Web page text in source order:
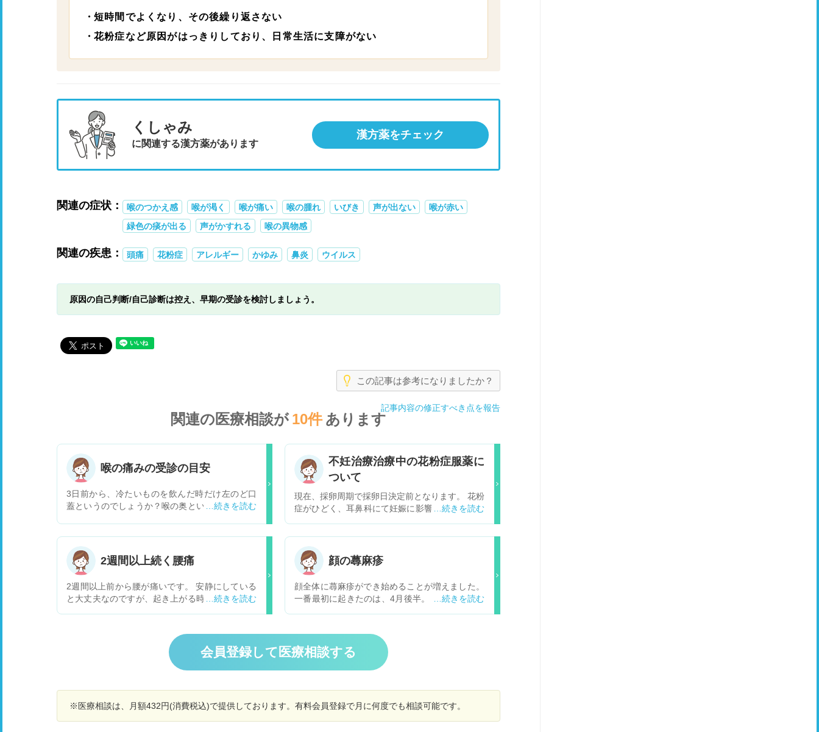
短時間でよくなり、その後繰り返さない
花粉症など原因がはっきりしており、日常生活に支障がない
くしゃみ
に関連する漢方薬があります
漢方薬をチェック
関連の症状： 喉のつかえ感 喉が渇く 喉が痛い 喉の腫れ いびき 声が出ない
喉が赤い
緑色の痰が出る
声がかすれる 喉の異物感
関連の疾患： 頭痛 花粉症 アレルギー かゆみ 鼻炎 ウイルス
原因の自己判断/自己診断は控え、早期の受診を検討しましょう。
この記事は参考になりましたか？
記事内容の修正すべき点を報告
関連の医療相談が 10件 あります
喉の痛みの受診の目安
3日前から、冷たいものを飲んだ時だけ左のど口
蓋というのでしょうか？喉の奥というよりは、カ
何も飲んだり食べたりしていない時は少し違和感
がある気もします。 風邪症状はありませんが、花
ませんが、3日前に肺活量の検査はしました。 受
診の目安を教えてください。
不妊治療治療中の花粉症服薬に
ついて
現在、採卵周期で採卵日決定前となります。 花粉
症がひどく、耳鼻科にて妊娠に影響の少ないとさ
ックでの薬の内容は、 ・ゴナールエフ皮下注ペン
900(225を4日に分けて注射) ・レトロゾール錠2.
5mg ・ヒスロン錠5 5mg となります。 加えて、
関節リウマチの治療で、アザルフィジン、リマチ
ル、タクロリムス、アクテムラを服用又は注射し
ております。 今までの経験から市販薬のルキノン
いかお伺いしたく存じます。 ルキノンの内容成分
は以下のとおりとなります。 プソイドエフェドリ
ン塩酸塩・・・１２０ｍｇ・・・鼻粘膜の血管を
す。 ベラドンナ総アルカロイド・・・０．４ｍ
ｇ・・・ベラドンナから抽出されたアルカロイド
2週間以上続く腰痛
2週間以上前から腰が痛いです。 安静にしている
と大丈夫なのですが、起き上がる時や体制を変え
去年の5月に第一脊椎と第二脊椎を圧迫骨折した
のですが、その時も10月くらいまで腰痛が治りま
せんでした。 骨折を見てくれていた整形外科の先
生に聞いた時に、「骨折時のレントゲンで腰に異
最近更に痛みを増して腰痛が戻ってきました。 原
因は何が考えられるでしょうか？ 脊椎の骨折は関
顔の蕁麻疹
顔全体に蕁麻疹ができ始めることが増えました。
一番最初に起きたのは、4月後半。 外出先、車の
はなく、1ヶ月くらい経って、家でいきなり顔に
蕁麻疹ができました。寒くて、ほっぺがほてって
いたので寒冷蕁麻疹かな？と思いました。 それか
らは数日おき、翌日などに、特に寒暖差がなくて
にはなりません。 発生状況は、外出先ご飯を食べ
たあとや、家でゆっくりしているとき。顔だけに
会員登録して医療相談する
※医療相談は、月額432円(消費税込)で提供しております。有料会員登録で月に何度でも相談可能です。